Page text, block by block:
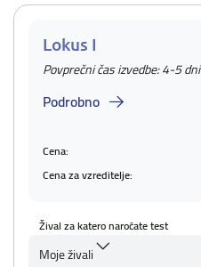
Lokus I
Povprečni čas izvedbe: 4-5 dni
Podrobno
Cena:
Cena za vzreditelje:
Žival za katero naročate test
Moje živali